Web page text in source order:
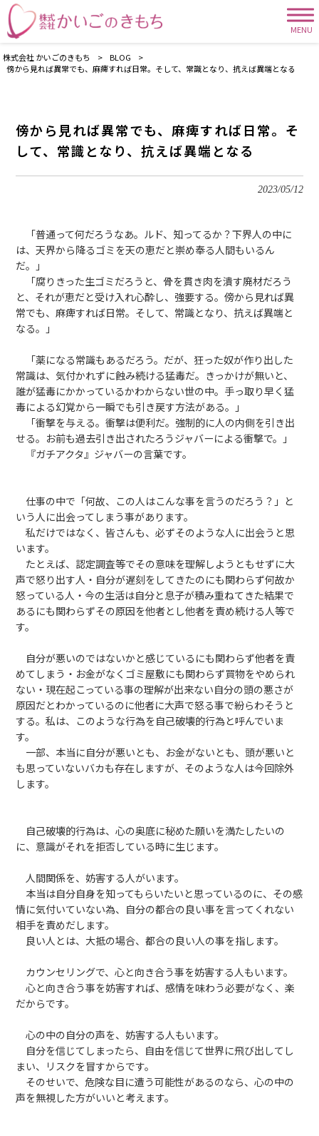
MENU
株式会社 かいごのきもち > BLOG
>
傍から見れば異常でも、麻痺すれば日常。そして、常識となり、抗えば異端となる
傍から見れば異常でも、麻痺すれば日常。そ
して、常識となり、抗えば異端となる
2023/05/12
「普通って何だろうなあ。ルド、知ってるか？下界人の中に
は、天界から降るゴミを天の恵だと崇め奉る人間もいるん
だ。」
「腐りきった生ゴミだろうと、骨を貫き肉を潰す廃材だろう
と、それが恵だと受け入れ心酔し、強要する。傍から見れば異
常でも、麻痺すれば日常。そして、常識となり、抗えば異端と
なる。」
「薬になる常識もあるだろう。だが、狂った奴が作り出した
常識は、気付かれずに蝕み続ける猛毒だ。きっかけが無いと、
誰が猛毒にかかっているかわからない世の中。手っ取り早く猛
毒による幻覚から一瞬でも引き戻す方法がある。」
「衝撃を与える。衝撃は便利だ。強制的に人の内側を引き出
せる。お前も過去引き出されたろうジャバーによる衝撃で。」
『ガチアクタ』ジャバーの言葉です。
仕事の中で「何故、この人はこんな事を言うのだろう？」と
いう人に出会ってしまう事があります。
私だけではなく、皆さんも、必ずそのような人に出会うと思
います。
たとえば、認定調査等でその意味を理解しようともせずに大
声で怒り出す人・自分が遅刻をしてきたのにも関わらず何故か
怒っている人・今の生活は自分と息子が積み重ねてきた結果で
あるにも関わらずその原因を他者とし他者を責め続ける人等で
す。
自分が悪いのではないかと感じているにも関わらず他者を責
めてしまう・お金がなくゴミ屋敷にも関わらず買物をやめられ
ない・現在起こっている事の理解が出来ない自分の頭の悪さが
原因だとわかっているのに他者に大声で怒る事で紛らわそうと
する。私は、このような行為を自己破壊的行為と呼んでいま
す。
一部、本当に自分が悪いとも、お金がないとも、頭が悪いと
も思っていないバカも存在しますが、そのような人は今回除外
します。
自己破壊的行為は、心の奥底に秘めた願いを満たしたいの
に、意識がそれを拒否している時に生じます。
人間関係を、妨害する人がいます。
本当は自分自身を知ってもらいたいと思っているのに、その感
情に気付いていない為、自分の都合の良い事を言ってくれない
相手を責めだします。
良い人とは、大抵の場合、都合の良い人の事を指します。
カウンセリングで、心と向き合う事を妨害する人もいます。
心と向き合う事を妨害すれば、感情を味わう必要がなく、楽
だからです。
心の中の自分の声を、妨害する人もいます。
自分を信じてしまったら、自由を信じて世界に飛び出してし
まい、リスクを冒すからです。
そのせいで、危険な目に遭う可能性があるのなら、心の中の
声を無視した方がいいと考えます。